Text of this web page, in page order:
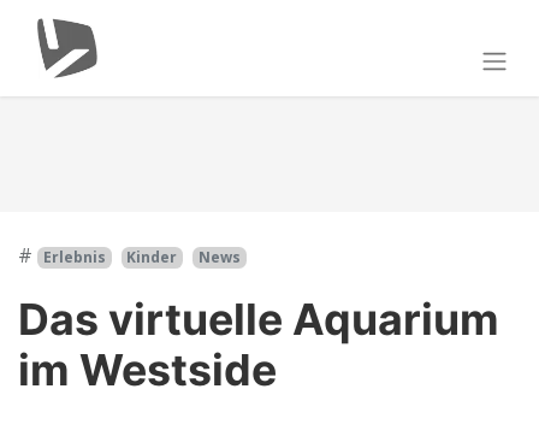
# Erlebnis Kinder News
Das virtuelle Aquarium
im Westside